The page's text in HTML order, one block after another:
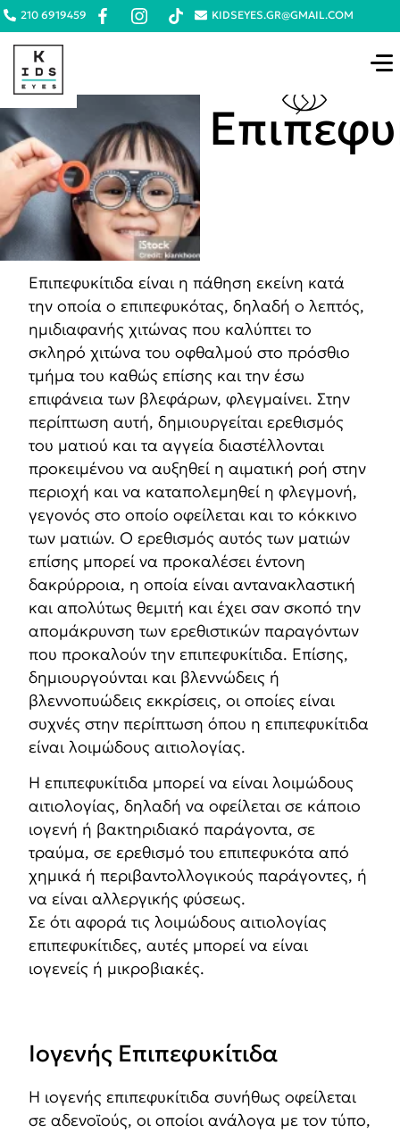
210 6919459 KIDSEYES.GR@GMAIL.COM
Επιπεφυκίτιδα είναι η πάθηση εκείνη κατά
την οποία ο επιπεφυκότας, δηλαδή ο λεπτός,
ημιδιαφανής χιτώνας που καλύπτει το
σκληρό χιτώνα του οφθαλμού στο πρόσθιο
τμήμα του καθώς επίσης και την έσω
επιφάνεια των βλεφάρων, φλεγμαίνει. Στην
περίπτωση αυτή, δημιουργείται ερεθισμός
του ματιού και τα αγγεία διαστέλλονται
προκειμένου να αυξηθεί η αιματική ροή στην
περιοχή και να καταπολεμηθεί η φλεγμονή,
γεγονός στο οποίο οφείλεται και το κόκκινο
των ματιών. Ο ερεθισμός αυτός των ματιών
επίσης μπορεί να προκαλέσει έντονη
δακρύρροια, η οποία είναι αντανακλαστική
και απολύτως θεμιτή και έχει σαν σκοπό την
απομάκρυνση των ερεθιστικών παραγόντων
που προκαλούν την επιπεφυκίτιδα. Επίσης,
δημιουργούνται και βλεννώδεις ή
βλεννοπυώδεις εκκρίσεις, οι οποίες είναι
συχνές στην περίπτωση όπου η επιπεφυκίτιδα
είναι λοιμώδους αιτιολογίας.
Η επιπεφυκίτιδα μπορεί να είναι λοιμώδους
αιτιολογίας, δηλαδή να οφείλεται σε κάποιο
ιογενή ή βακτηριδιακό παράγοντα, σε
τραύμα, σε ερεθισμό του επιπεφυκότα από
χημικά ή περιβαντολλογικούς παράγοντες, ή
να είναι αλλεργικής φύσεως.
Σε ότι αφορά τις λοιμώδους αιτιολογίας
επιπεφυκίτιδες, αυτές μπορεί να είναι
ιογενείς ή μικροβιακές.
Ιογενής Επιπεφυκίτιδα
Η ιογενής επιπεφυκίτιδα συνήθως οφείλεται
σε αδενοϊούς, οι οποίοι ανάλογα με τον τύπο,